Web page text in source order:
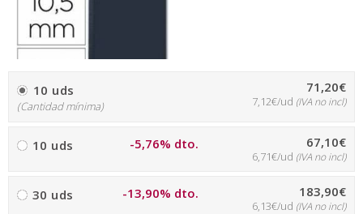
10 uds
(Cantidad mínima)
71,20€
7,12€/ud (IVA no incl)
10 uds -5,76% dto. 67,10€
6,71€/ud (IVA no incl)
30 uds -13,90% dto. 183,90€
6,13€/ud (IVA no incl)